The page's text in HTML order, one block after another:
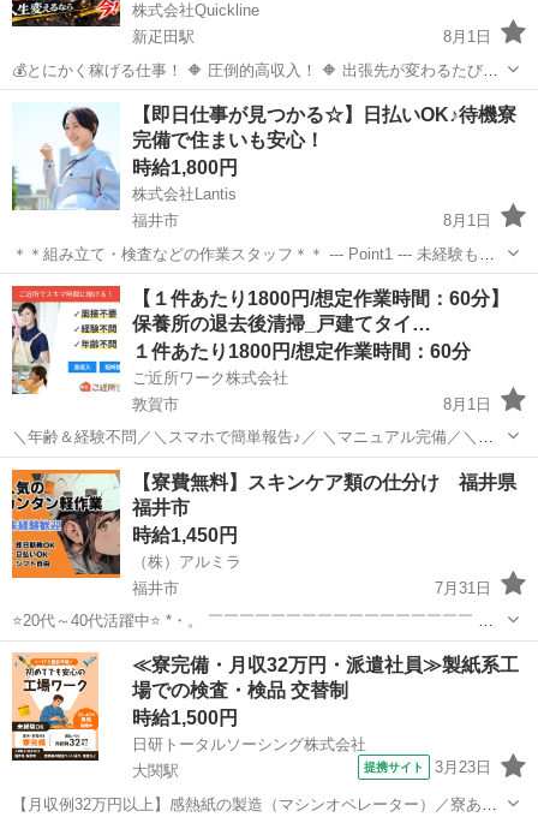
株式会社Quickline
新疋田駅
8月1日
💰とにかく稼げる仕事！ 🔶 圧倒的高収入！ 🔶 出張先が変わるたび
【10万円以上】支給！ 🔶 宿泊費・交通費すべて会社負担！ 🔶 未経験
OK（8割が未経験スタート） 🔶 数ヶ月だけの短期もOK！ 🏭仕事内容
福井 福井市 新疋田駅 工場 出張先
【即日仕事が見つかる☆】日払いOK♪待機寮
完備で住まいも安心！
時給1,800円
株式会社Lantis
福井市
8月1日
＊＊組み立て・検査などの作業スタッフ＊＊ --- Point1 --- 未経験も就
業OK！ 工場未経験でもご安心ください！！ 先輩スタッフがイチから
丁寧にサポート！ 未経験からスタートした方も多数活躍しています
☆...
福井 福井市 工場 スタッフ
【１件あたり1800円/想定作業時間：60分】
保養所の退去後清掃_戸建てタイ…
１件あたり1800円/想定作業時間：60分
ご近所ワーク株式会社
敦賀市
8月1日
＼年齢＆経験不問／＼スマホで簡単報告♪／ ＼マニュアル完備／＼ス
キマ時間のお小遣い稼ぎにぴったり／ ※業務委託なので履歴書不要で
す。 保養所の退去後清掃_戸建てタイプ_1棟60分のお仕事です♪ 保養
所の退去後の清掃をお願...
福井 敦賀市 その他
【寮費無料】スキンケア類の仕分け 福井県
福井市
時給1,450円
（株）アルミラ
福井市
7月31日
⭐20代～40代活躍中⭐ *・。 ￣￣￣￣￣￣￣￣￣￣￣￣￣￣￣￣￣ 経
験ゼロの方でも 変わらず高時給からのスタートで しっかり稼げる環境
♪ 頑張りを必ず 評価してくれる職場なので 努力次第で時給はUP！...
福井 福井市 倉庫 スタッフ
≪寮完備・月収32万円・派遣社員≫製紙系工
場での検査・検品 交替制
時給1,500円
日研トータルソーシング株式会社
大関駅
提携サイト 3月23日
【月収例32万円以上】感熱紙の製造（マシンオペレーター）／寮あり